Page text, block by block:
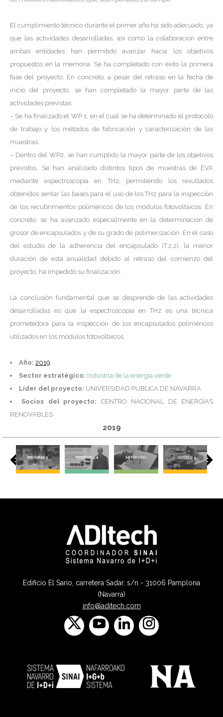
El cumplimiento técnico durante el primer año ha sido adecuado, ya
que las actividades desarrolladas, así como la colaboración entre
ambas entidades han permitido avanzar hacia los objetivos
propuestos en la memoria. Se ha completado con éxito la primera
fase del proyecto. En concreto, a pesar del retraso en la fecha de
inicio del proyecto, se han completado la mayor parte de las
actividades previstas:
– Se ha finalizado el WP 1, en el cual se ha determinado el protocolo
de trabajo y los métodos de fabricación y caracterización de las
muestras.
– Dentro del WP2, se han cumplido la mayor parte de los objetivos
previstos. Se han analizado distintos tipos de muestras de EVA
mediante espectroscopia en THz, permitiendo los resultados
obtenidos sentar las bases para el uso de los THz para la inspección
de los recubrimientos poliméricos de los módulos fotovoltaicos. En
concreto, se ha avanzado especialmente en la determinación de
grosor de encapsulados y de su grado de polimerización. En el caso
del estudio de la adherencia del encapsulado (T.2.2), la menor
duración de esta anualidad debido al retraso del comienzo del
proyecto, ha impedido su finalización.
La conclusión fundamental que se desprende de las actividades
desarrolladas es que la espectroscopia en THz es una técnica
prometedora para la inspección de los encapsulados poliméricos
utilizados en los módulos fotovoltaicos.
Año: 2019
Sector estratégico: Industria de la energía verde
Líder del proyecto: UNIVERSIDAD PÚBLICA DE NAVARRA
Socios del proyecto: CENTRO NACIONAL DE ENERGÍAS
RENOVABLES
2019
Edificio El Sario, carretera Sadar, s/n - 31006 Pamplona
(Navarra)
info@aditech.com